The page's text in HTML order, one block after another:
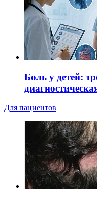
Боль у детей:
Для пациентов